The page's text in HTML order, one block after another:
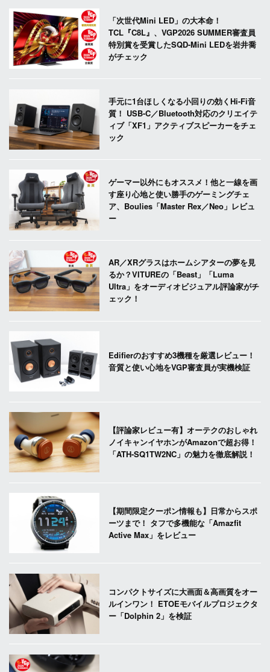
「次世代Mini LED」の大本命！
TCL『C8L』、VGP2026 SUMMER審査員
特別賞を受賞したSQD-Mini LEDを岩井喬
がチェック
手元に1台ほしくなる小回りの効くHi-Fi音
質！ USB-C／Bluetooth対応のクリエイテ
ィブ「XF1」アクティブスピーカーをチェ
ック
ゲーマー以外にもオススメ！他と一線を画
す座り心地と使い勝手のゲーミングチェ
ア、Boulies「Master Rex／Neo」レビュ
ー
AR／XRグラスはホームシアターの夢を見
るか？VITUREの「Beast」「Luma
Ultra」をオーディオビジュアル評論家がチ
ェック！
Edifierのおすすめ3機種を厳選レビュー！
音質と使い心地をVGP審査員が実機検証
【評論家レビュー有】オーテクのおしゃれ
ノイキャンイヤホンがAmazonで超お得！
「ATH-SQ1TW2NC」の魅力を徹底解説！
【期間限定クーポン情報も】日常からスポ
ーツまで！ タフで多機能な「Amazfit
Active Max」をレビュー
コンパクトサイズに大画面＆高画質をオー
ルインワン！ ETOEモバイルプロジェクタ
ー「Dolphin 2」を検証